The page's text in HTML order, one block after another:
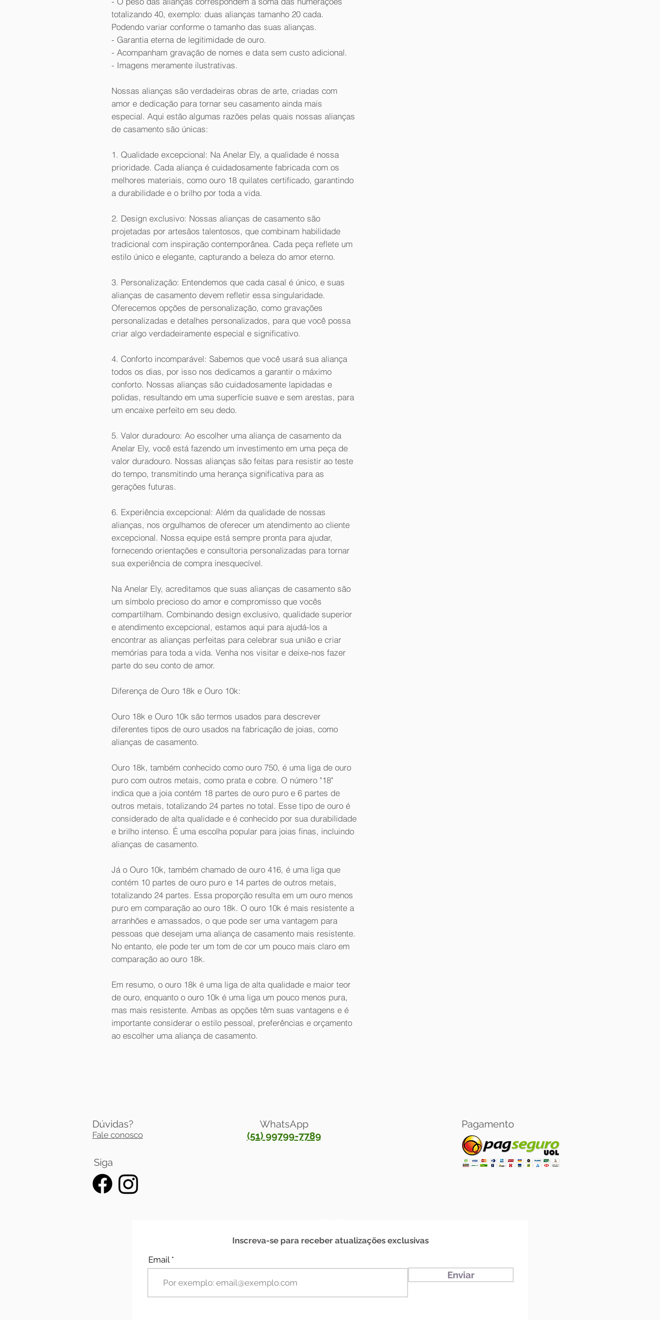
totalizando 40, exemplo: duas alianças tamanho 20 cada.
Podendo variar conforme o tamanho das suas alianças.
- Garantia eterna de legitimidade de ouro.
- Acompanham gravação de nomes e data sem custo adicional.
- Imagens meramente ilustrativas.
Nossas alianças são verdadeiras obras de arte, criadas com
amor e dedicação para tornar seu casamento ainda mais
especial. Aqui estão algumas razões pelas quais nossas alianças
de casamento são únicas:
1. Qualidade excepcional: Na Anelar Ely, a qualidade é nossa
prioridade. Cada aliança é cuidadosamente fabricada com os
melhores materiais, como ouro 18 quilates certificado, garantindo
a durabilidade e o brilho por toda a vida.
2. Design exclusivo: Nossas alianças de casamento são
projetadas por artesãos talentosos, que combinam habilidade
tradicional com inspiração contemporânea. Cada peça reflete um
estilo único e elegante, capturando a beleza do amor eterno.
3. Personalização: Entendemos que cada casal é único, e suas
alianças de casamento devem refletir essa singularidade.
Oferecemos opções de personalização, como gravações
personalizadas e detalhes personalizados, para que você possa
criar algo verdadeiramente especial e significativo.
4. Conforto incomparável: Sabemos que você usará sua aliança
todos os dias, por isso nos dedicamos a garantir o máximo
conforto. Nossas alianças são cuidadosamente lapidadas e
polidas, resultando em uma superfície suave e sem arestas, para
um encaixe perfeito em seu dedo.
5. Valor duradouro: Ao escolher uma aliança de casamento da
Anelar Ely, você está fazendo um investimento em uma peça de
valor duradouro. Nossas alianças são feitas para resistir ao teste
do tempo, transmitindo uma herança significativa para as
gerações futuras.
6. Experiência excepcional: Além da qualidade de nossas
alianças, nos orgulhamos de oferecer um atendimento ao cliente
excepcional. Nossa equipe está sempre pronta para ajudar,
fornecendo orientações e consultoria personalizadas para tornar
sua experiência de compra inesquecível.
Na Anelar Ely, acreditamos que suas alianças de casamento são
um símbolo precioso do amor e compromisso que vocês
compartilham. Combinando design exclusivo, qualidade superior
e atendimento excepcional, estamos aqui para ajudá-los a
encontrar as alianças perfeitas para celebrar sua união e criar
memórias para toda a vida. Venha nos visitar e deixe-nos fazer
parte do seu conto de amor.
Diferença de Ouro 18k e Ouro 10k:
Ouro 18k e Ouro 10k são termos usados para descrever
diferentes tipos de ouro usados na fabricação de joias, como
alianças de casamento.
Ouro 18k, também conhecido como ouro 750, é uma liga de ouro
puro com outros metais, como prata e cobre. O número "18"
indica que a joia contém 18 partes de ouro puro e 6 partes de
outros metais, totalizando 24 partes no total. Esse tipo de ouro é
considerado de alta qualidade e é conhecido por sua durabilidade
e brilho intenso. É uma escolha popular para joias finas, incluindo
alianças de casamento.
Já o Ouro 10k, também chamado de ouro 416, é uma liga que
contém 10 partes de ouro puro e 14 partes de outros metais,
totalizando 24 partes. Essa proporção resulta em um ouro menos
puro em comparação ao ouro 18k. O ouro 10k é mais resistente a
arranhões e amassados, o que pode ser uma vantagem para
pessoas que desejam uma aliança de casamento mais resistente.
No entanto, ele pode ter um tom de cor um pouco mais claro em
comparação ao ouro 18k.
Em resumo, o ouro 18k é uma liga de alta qualidade e maior teor
de ouro, enquanto o ouro 10k é uma liga um pouco menos pura,
mas mais resistente. Ambas as opções têm suas vantagens e é
importante considerar o estilo pessoal, preferências e orçamento
ao escolher uma aliança de casamento.
Dúvidas?
Fale conosco
Siga
Pagamento
WhatsApp
(51) 99799-7789
Inscreva-se para receber atualizações exclusivas
Email
Enviar